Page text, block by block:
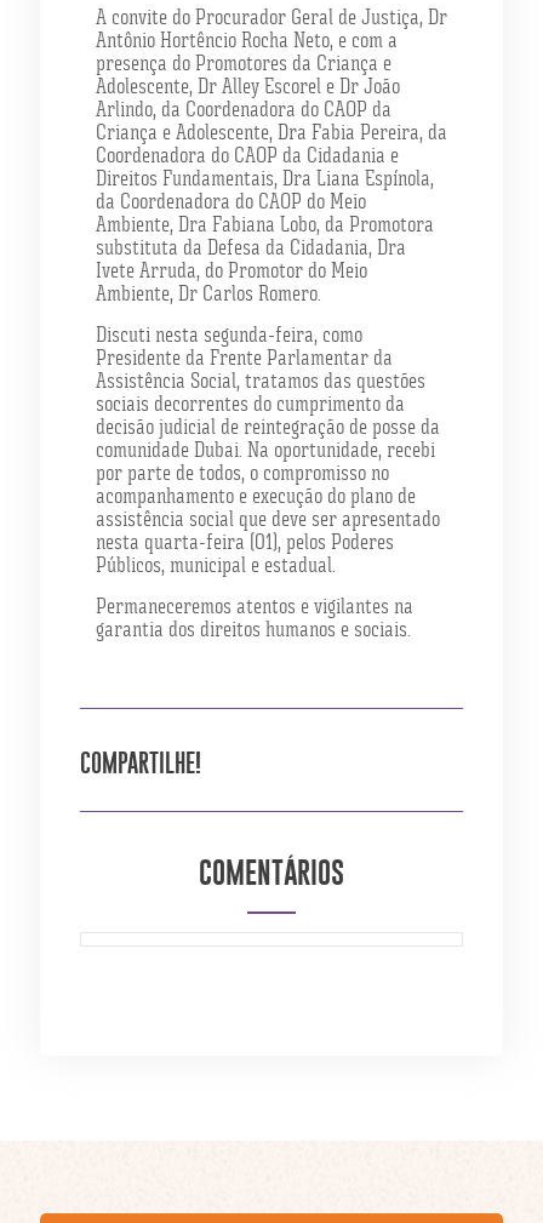
A convite do Procurador Geral de Justiça, Dr
Antônio Hortêncio Rocha Neto, e com a
presença do Promotores da Criança e
Adolescente, Dr Alley Escorel e Dr João
Arlindo, da Coordenadora do CAOP da
Criança e Adolescente, Dra Fabia Pereira, da
Coordenadora do CAOP da Cidadania e
Direitos Fundamentais, Dra Liana Espínola,
da Coordenadora do CAOP do Meio
Ambiente, Dra Fabiana Lobo, da Promotora
substituta da Defesa da Cidadania, Dra
Ivete Arruda, do Promotor do Meio
Ambiente, Dr Carlos Romero.
Discuti nesta segunda-feira, como
Presidente da Frente Parlamentar da
Assistência Social, tratamos das questões
sociais decorrentes do cumprimento da
decisão judicial de reintegração de posse da
comunidade Dubai. Na oportunidade, recebi
por parte de todos, o compromisso no
acompanhamento e execução do plano de
assistência social que deve ser apresentado
nesta quarta-feira (01), pelos Poderes
Públicos, municipal e estadual.
Permaneceremos atentos e vigilantes na
garantia dos direitos humanos e sociais.
COMPARTILHE!
COMENTÁRIOS